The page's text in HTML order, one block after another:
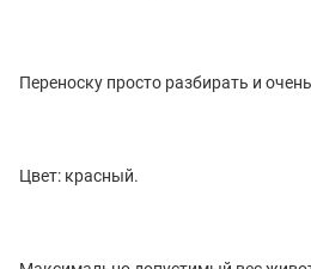
Переноску просто разбирать и
Цвет: красный.